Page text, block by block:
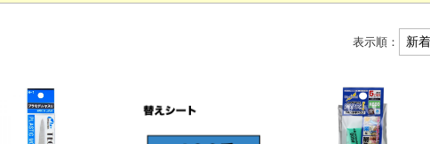
表示順：